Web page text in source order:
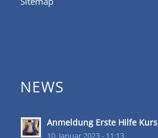
NEWS
Anmeldung Erste Hilfe Kurs
10. Januar 2023 - 11:13